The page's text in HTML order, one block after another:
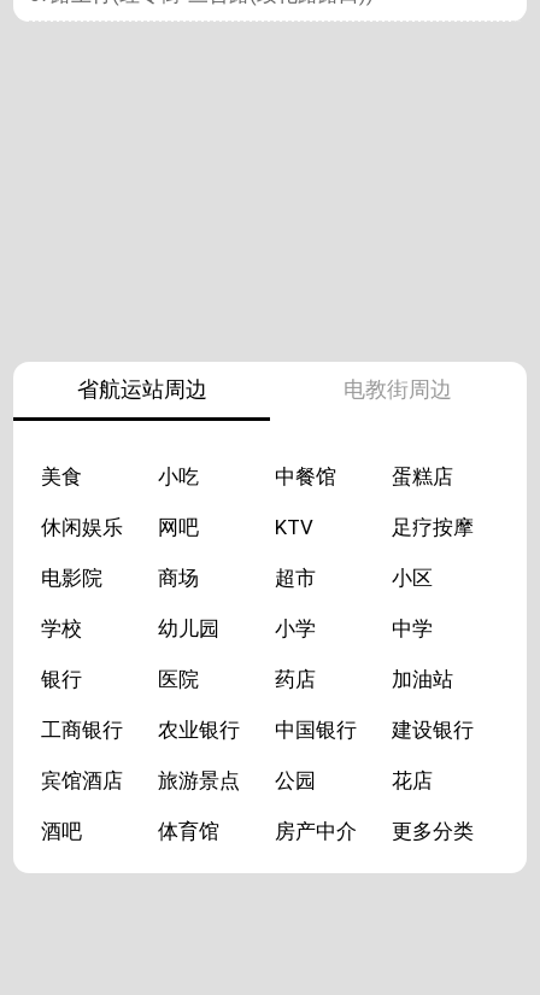
省航运站周边 电教街周边
美食 小吃 中餐馆 蛋糕店
休闲娱乐 网吧 KTV 足疗按摩
电影院 商场 超市 小区
学校 幼儿园 小学 中学
银行 医院 药店 加油站
工商银行 农业银行 中国银行 建设银行
宾馆酒店 旅游景点 公园 花店
酒吧 体育馆 房产中介 更多分类